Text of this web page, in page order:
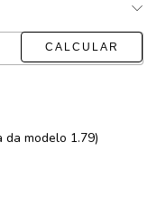
ALTERAR CEP
modelo 1.79)